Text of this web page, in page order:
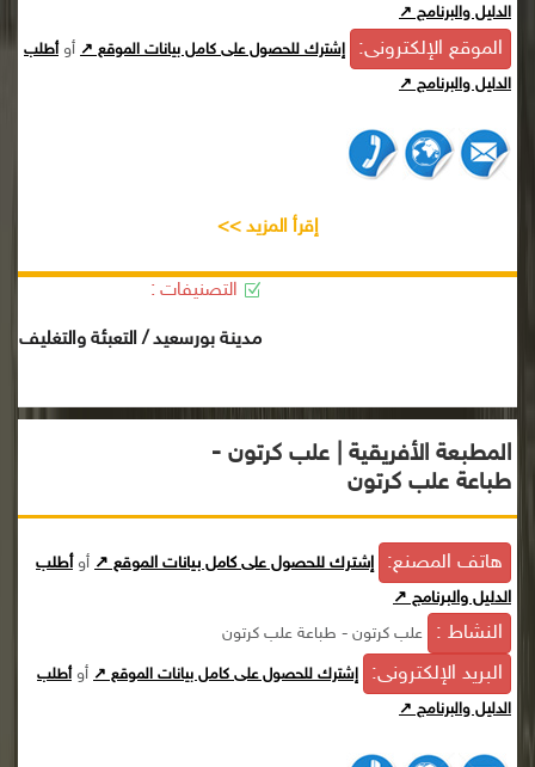
الدليل والبرنامج ↗
الموقع الإلكترونى: إشترك للحصول على كامل بيانات الموقع ↗ أوأطلب
الدليل والبرنامج ↗
إقرأ المزيد >>
التصنيفات :
مدينة بورسعيد / التعبئة والتغليف
المطبعة الأفريقية | علب كرتون -
طباعة علب كرتون
هاتف المصنع: إشترك للحصول على كامل بيانات الموقع ↗ أوأطلب
الدليل والبرنامج ↗
النشاط : علب كرتون - طباعة علب كرتون
البريد الإلكترونى: إشترك للحصول على كامل بيانات الموقع ↗ أوأطلب
الدليل والبرنامج ↗